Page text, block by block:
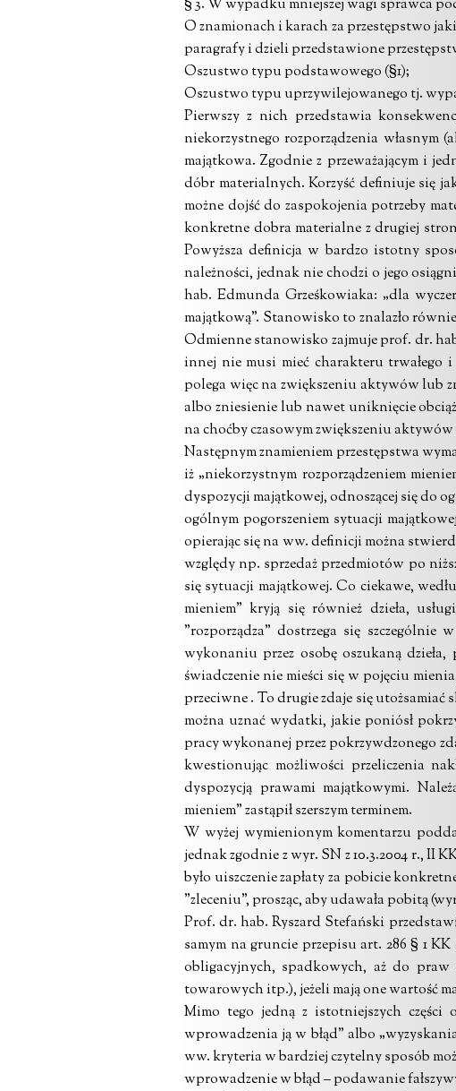
§ 3. W wypadku mniejszej wagi sprawca
O znamionach i karach za przestępstwo
paragrafy i dzieli przedstawione
Oszustwo typu podstawowego (§1);
Oszustwo typu uprzywilejowanego tj.
Pierwszy z nich przedstawia
niekorzystnego rozporządzenia własnym
majątkowa. Zgodnie z przeważającym i
dóbr materialnych. Korzyść definiuje się
możne dojść do zaspokojenia potrzeby
konkretne dobra materialne z drugiej
Powyższa definicja w bardzo istotny
należności, jednak nie chodzi o jego
hab. Edmunda Grześkowiaka: „dla
majątkową”. Stanowisko to znalazło
Odmienne stanowisko zajmuje prof. dr.
innej nie musi mieć charakteru trwałego
polega więc na zwiększeniu aktywów lub
albo zniesienie lub nawet uniknięcie
na choćby czasowym zwiększeniu
Następnym znamieniem przestępstwa
iż „niekorzystnym rozporządzeniem
dyspozycji majątkowej, odnoszącej się do
ogólnym pogorszeniem sytuacji
opierając się na ww. definicji można
względy np. sprzedaż przedmiotów po
się sytuacji majątkowej. Co ciekawe,
mieniem” kryją się również dzieła,
"rozporządza" dostrzega się
wykonaniu przez osobę oszukaną
świadczenie nie mieści się w pojęciu
przeciwne . To drugie zdaje się
można uznać wydatki, jakie poniósł
pracy wykonanej przez pokrzywdzonego
kwestionując możliwości przeliczenia
dyspozycją prawami majątkowymi.
mieniem" zastąpił szerszym terminem.
W wyżej wymienionym komentarzu
jednak zgodnie z wyr. SN z 10.3.2004 r., II
było uiszczenie zapłaty za pobicie
"zleceniu", prosząc, aby udawała pobitą
Prof. dr. hab. Ryszard Stefański
samym na gruncie przepisu art. 286 § 1
obligacyjnych, spadkowych, aż do
towarowych itp.), jeżeli mają one wartość
Mimo tego jedną z istotniejszych części
wprowadzenia ją w błąd” albo
ww. kryteria w bardziej czytelny sposób
wprowadzenie w błąd – podawanie